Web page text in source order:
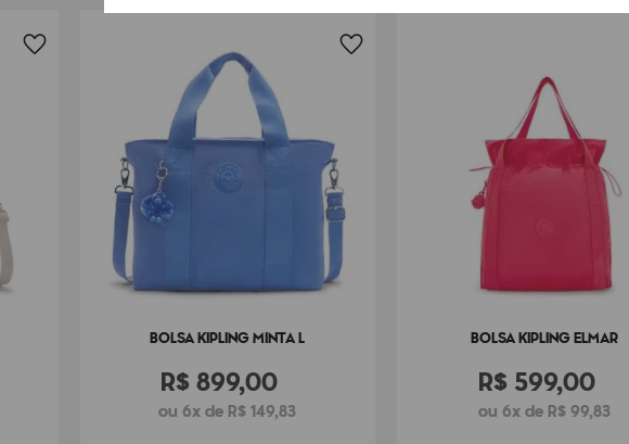
BOLSA KIPLING MINTA L
R$ 899,00
ou 6x de R$ 149,83
BOLSA KIPLING ELMAR
R$ 599,00
ou 6x de R$ 99,83